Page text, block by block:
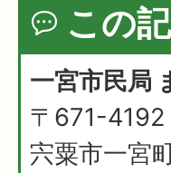
この
一宮市民局
〒671-4192
宍粟市一宮